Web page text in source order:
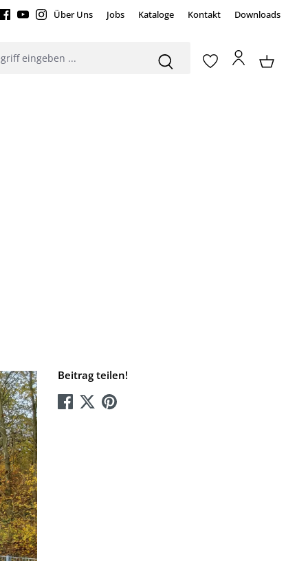
Über Uns Jobs Kataloge Kontakt Downloads
Beitrag teilen!